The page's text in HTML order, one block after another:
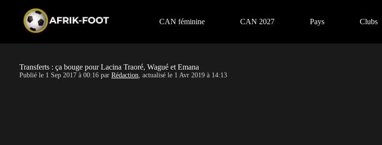
CAN féminine CAN 2027 Pays Clubs
Transferts : ça bouge pour Lacina Traoré, Wagué et Emana
Publié le 1 Sep 2017 à 00:16 par Rédaction, actualisé le 1 Avr 2019 à 14:13